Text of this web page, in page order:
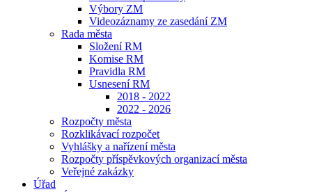
Výbory ZM
Videozáznamy ze zasedání ZM
Rada města
Složení RM
Komise RM
Pravidla RM
Usnesení RM
2018 - 2022
2022 - 2026
Rozpočty města
Rozklikávací rozpočet
Vyhlášky a nařízení města
Rozpočty příspěvkových organizací města
Veřejné zakázky
Úřad